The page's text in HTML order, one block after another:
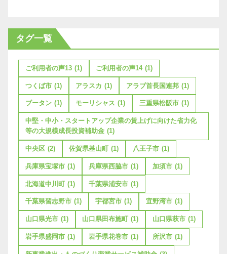
タグ一覧
ご利用者の声13 (1) ご利用者の声14 (1)
つくば市 (1) アラスカ (1) アラブ首長国連邦 (1)
ブータン (1) モーリシャス (1) 三重県松阪市 (1)
中堅・中小・スタートアップ企業の賃上げに向けた省力化
等の大規模成長投資補助金 (1)
中央区 (2) 佐賀県基山町 (1) 八王子市 (1)
兵庫県宝塚市 (1) 兵庫県西脇市 (1) 加須市 (1)
北海道中川町 (1) 千葉県浦安市 (1)
千葉県習志野市 (1) 宇都宮市 (1) 宜野湾市 (1)
山口県光市 (1) 山口県田布施町 (1) 山口県萩市 (1)
岩手県盛岡市 (1) 岩手県花巻市 (1) 所沢市 (1)